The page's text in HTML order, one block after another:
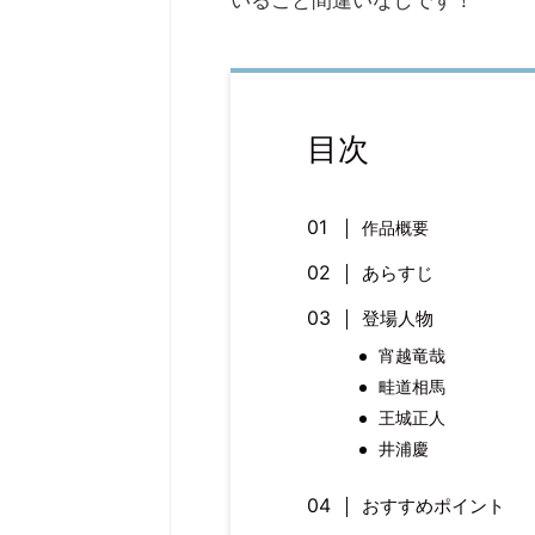
目次
作品概要
あらすじ
登場人物
宵越竜哉
畦道相馬
王城正人
井浦慶
おすすめポイント